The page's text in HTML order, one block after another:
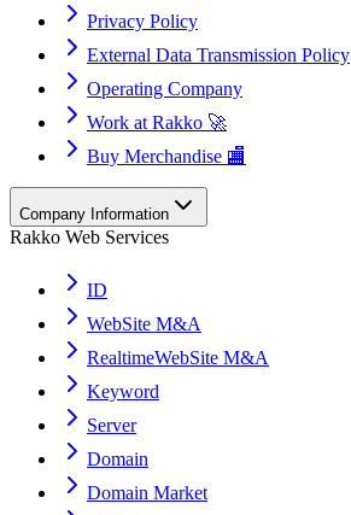
Privacy Policy
External Data Transmission Policy
Operating Company
Work at Rakko 🚀
Buy Merchandise 🏬
Company Information
Rakko Web Services
ID
WebSite M&A
RealtimeWebSite M&A
Keyword
Server
Domain
Domain Market